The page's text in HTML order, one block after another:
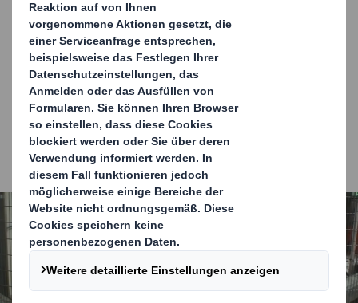
Um das Beladen unsererKartonaufrichter
erleichtern, bieten wir mehrere automatische
Zuführungssysteme für Zuschnitte an.
Damit werden manuelle Eingriffe überflüssig gemacht
und wird die Ergonomie der Arbeitsplätze sichergestellt.
Die Kartonzuschnitte werden direkt von der Palette in
das Magazin der Tray Former geführt, was auch die
Produktivität Ihrer Verpackungslinien verbessert.
Carousel. Use previous and next buttons to move